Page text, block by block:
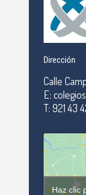
Dirección
Calle
E:
T: 921 43
Haz clic